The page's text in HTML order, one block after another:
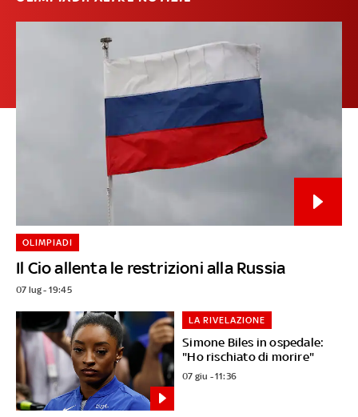
Il Cio allenta le restrizioni alla Russia
OLIMPIADI
07 lug - 19:45
Simone Biles in ospedale:
"Ho rischiato di morire"
LA RIVELAZIONE
07 giu - 11:36